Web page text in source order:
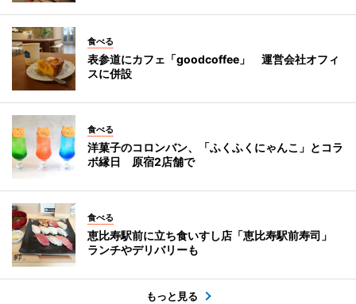
食べる
表参道にカフェ「goodcoffee」 運営会社オフィ
スに併設
食べる
洋菓子のコロンバン、「ふくふくにゃんこ」とコラ
ボ縁日 原宿2店舗で
食べる
恵比寿駅前に立ち食いすし店「恵比寿駅前寿司」
ランチやデリバリーも
もっと見る